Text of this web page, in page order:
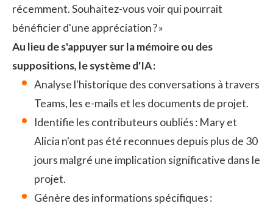
récemment. Souhaitez-vous voir qui pourrait
bénéficier d'une appréciation ? »
Au lieu de s'appuyer sur la mémoire ou des
suppositions, le système d'IA :
Analyse l'historique des conversations à travers
Teams, les e-mails et les documents de projet.
Identifie les contributeurs oubliés : Mary et
Alicia n'ont pas été reconnues depuis plus de 30
jours malgré une implication significative dans le
projet.
Génère des informations spécifiques :